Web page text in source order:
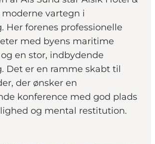
moderne vartegn i
Her forenes professionelle
med byens maritime
en stor, indbydende
Det er en ramme skabt til
der ønsker en
konference med god plads
og mental restitution.